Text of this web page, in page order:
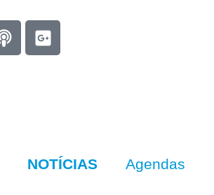
NOTÍCIAS Agendas